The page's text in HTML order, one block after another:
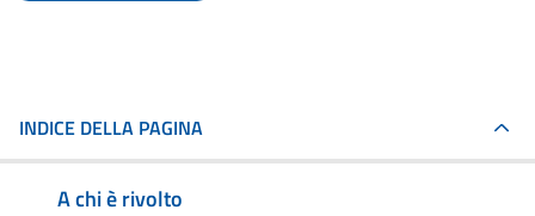
INDICE DELLA PAGINA
A chi è rivolto